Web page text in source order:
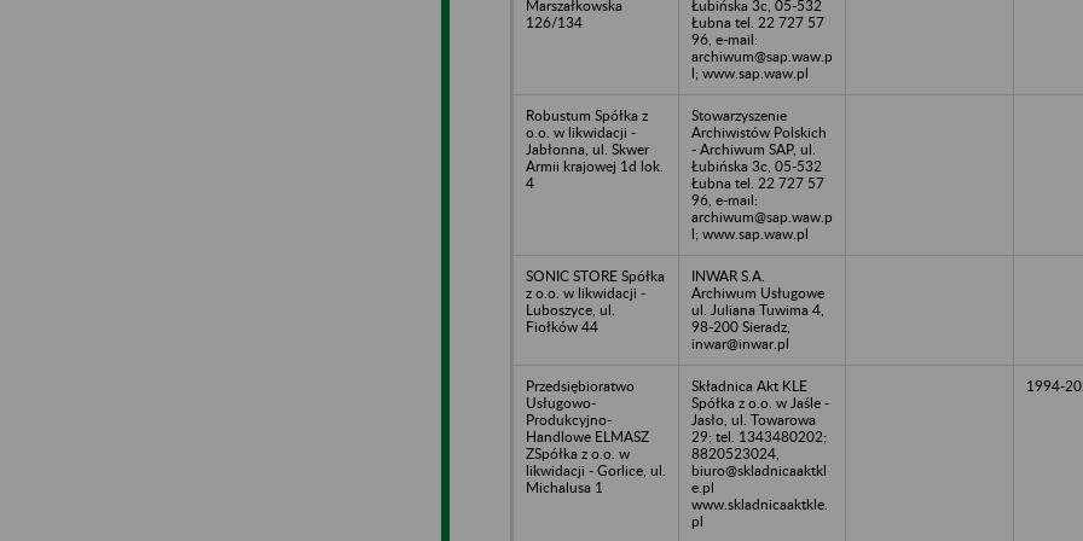
Marszałkowska
126/134
Łubińska 3c, 05-532
Łubna tel. 22 727 57
96, e-mail:
archiwum@sap.waw.p
l; www.sap.waw.pl
Robustum Spółka z
o.o. w likwidacji -
Jabłonna, ul. Skwer
Armii krajowej 1d lok.
4
Stowarzyszenie
Archiwistów Polskich
- Archiwum SAP, ul.
Łubińska 3c, 05-532
Łubna tel. 22 727 57
96, e-mail:
archiwum@sap.waw.p
l; www.sap.waw.pl
SONIC STORE Spółka
z o.o. w likwidacji -
Luboszyce, ul.
Fiołków 44
INWAR S.A.
Archiwum Usługowe
ul. Juliana Tuwima 4,
98-200 Sieradz,
inwar@inwar.pl
Przedsiębioratwo
Usługowo-
Produkcyjno-
Handlowe ELMASZ
ZSpółka z o.o. w
likwidacji - Gorlice, ul.
Michalusa 1
Składnica Akt KLE
Spółka z o.o. w Jaśle -
Jasło, ul. Towarowa
29; tel. 1343480202;
8820523024,
biuro@skladnicaaktkl
e.pl
www.skladnicaaktkle.
pl
1994-